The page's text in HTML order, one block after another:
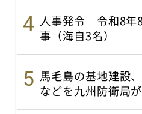
人事発令 令和8年
事（海自3名）
馬毛島の基地建設
などを九州防衛局